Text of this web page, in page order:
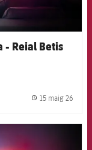
- Reial Betis
15 maig 26